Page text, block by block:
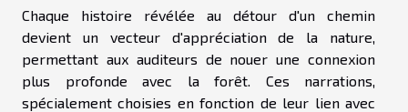
Chaque histoire révélée au détour d'un chemin
devient un vecteur d'appréciation de la nature,
permettant aux auditeurs de nouer une connexion
plus profonde avec la forêt. Ces narrations,
spécialement choisies en fonction de leur lien avec